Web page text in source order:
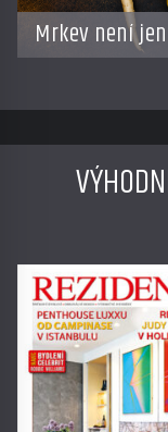
Mrkev není
příběh začíná